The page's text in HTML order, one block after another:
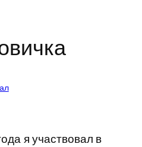
я участвовал в